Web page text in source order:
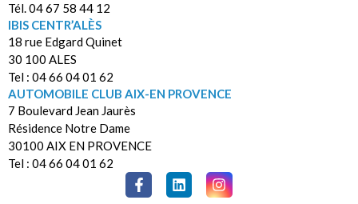
Tél. 04 67 58 44 12
IBIS CENTR’ALÈS
18 rue Edgard Quinet
30 100 ALES
Tel : 04 66 04 01 62
AUTOMOBILE CLUB AIX-EN PROVENCE
7 Boulevard Jean Jaurès
Résidence Notre Dame
30100 AIX EN PROVENCE
Tel : 04 66 04 01 62